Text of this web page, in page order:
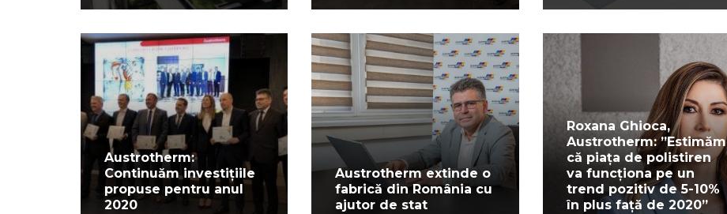
Austrotherm:
Continuăm investițiile
propuse pentru anul
2020
Austrotherm extinde o
fabrică din România cu
ajutor de stat
Roxana Ghioca,
Austrotherm: ”Estimăm
că piața de polistiren
va funcționa pe un
trend pozitiv de 5-10%
în plus față de 2020”